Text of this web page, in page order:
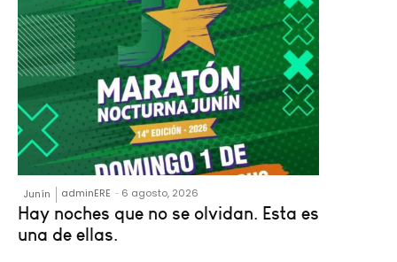
Junín adminERE - 6 agosto, 2026
Hay noches que no se olvidan. Esta es
una de ellas.